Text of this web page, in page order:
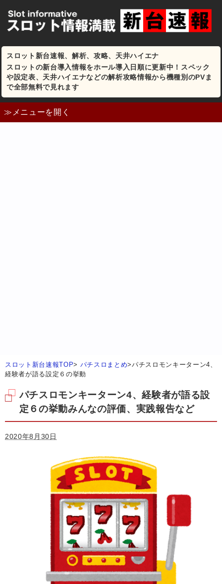
スロット新台速報、解析、攻略、天井ハイエナ
スロットの新台導入情報をホール導入日順に更新中！スペック
や設定表、天井ハイエナなどの解析攻略情報から機種別のPVま
で全部無料で見れます
≫メニューを開く
スロット新台速報TOP> パチスロまとめ>パチスロモンキーターン4、
経験者が語る設定６の挙動
パチスロモンキーターン4、経験者が語る設
定６の挙動みんなの評価、実践報告など
2020年8月30日